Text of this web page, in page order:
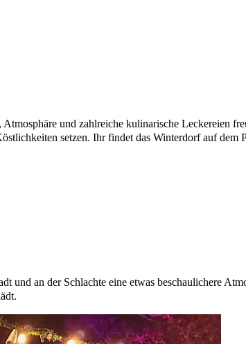
und zahlreiche kulinarische Leckereien
setzen. Ihr findet das Winterdorf auf dem
an der Schlachte eine etwas beschaulichere